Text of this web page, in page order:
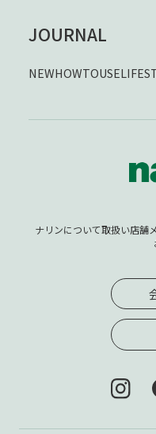
JOURNAL
NEWHOWTOUSE
ナリンについて取扱い店舗